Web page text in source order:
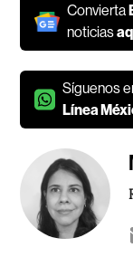
Convierta
noticias
Síguenos
Línea